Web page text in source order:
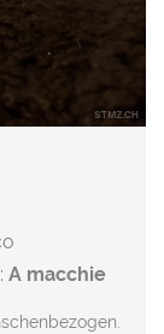
A macchie